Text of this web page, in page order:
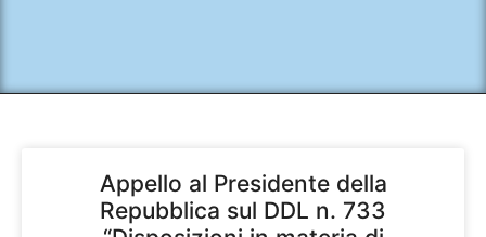
Appello al Presidente della
Repubblica sul DDL n. 733